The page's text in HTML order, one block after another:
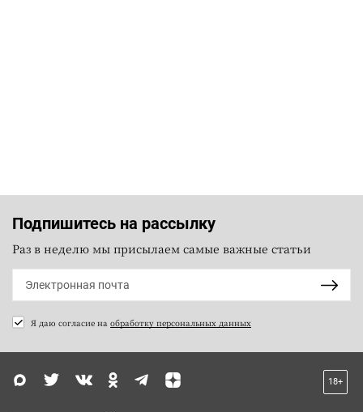
Подпишитесь на рассылку
Раз в неделю мы присылаем самые важные статьи
Я даю согласие на обработку персональных данных
18+